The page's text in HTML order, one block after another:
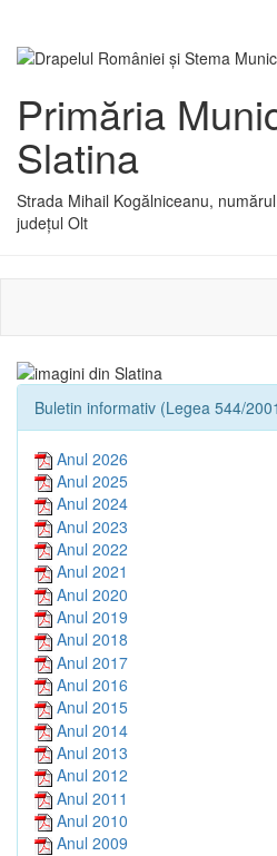
Primăria
Slatina
Strada Mihail Kogălniceanu,
județul Olt
Buletin informativ (Legea 544/
Anul 2026
Anul 2025
Anul 2024
Anul 2023
Anul 2022
Anul 2021
Anul 2020
Anul 2019
Anul 2018
Anul 2017
Anul 2016
Anul 2015
Anul 2014
Anul 2013
Anul 2012
Anul 2011
Anul 2010
Anul 2009